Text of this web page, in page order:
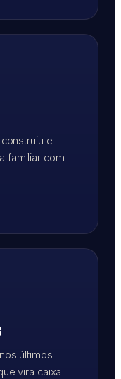
e
familiar com
últimos
vira caixa